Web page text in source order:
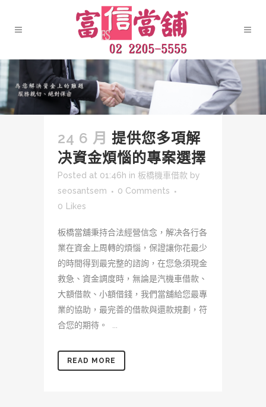
24 6 月 提供您多項解
决資金煩惱的專案選擇
Posted at 01:46h in 板橋機車借款 by
seosantsem
0 Comments
0 Likes
板橋當舖秉持合法經營信念，解决各行各
業在資金上周轉的煩惱，保證讓你花最少
的時間得到最完整的諮詢，在您急須現金
救急、資金調度時，無論是汽機車借款、
大額借款、小額借錢，我們當舖給您最專
業的協助，最完善的借款與還款規劃，符
合您的期待。 ...
READ MORE